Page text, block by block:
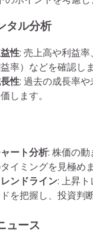
タル分析
性: 売上高や利益
率）などを確認しま
性: 過去の成長率
します。
ート分析: 株価の
イミングを見極めま
レンドライン: 上昇
を把握し、投資判
ュース